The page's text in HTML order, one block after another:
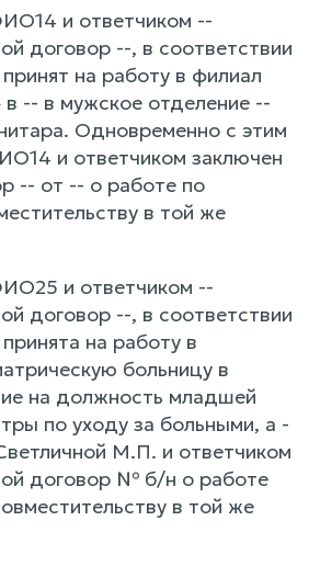
и ответчиком --
договор --, в соответствии
на работу в филиал
-- в мужское отделение --
Одновременно с этим
и ответчиком заключен
-- от -- о работе по
в той же
и ответчиком --
договор --, в соответствии
на работу в
больницу в
на должность младшей
по уходу за больными, а -
М.П. и ответчиком
договор № б/н о работе
в той же